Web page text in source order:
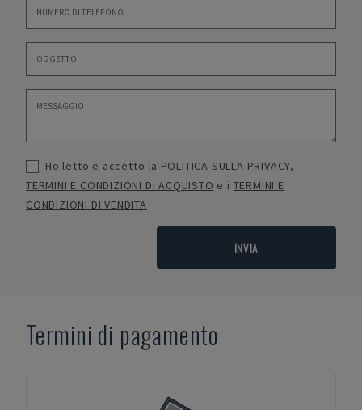
Ho letto e accetto la POLITICA SULLA PRIVACY,
TERMINI E CONDIZIONI DI ACQUISTO e i TERMINI E
CONDIZIONI DI VENDITA
INVIA
Termini di pagamento